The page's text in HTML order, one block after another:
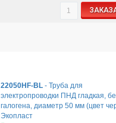
22050HF-BL -Труба для
электропроводки ПНД гладкая,
галогена, диаметр 50 мм (цвет
Экопласт